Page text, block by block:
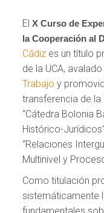
ElX Curso de
la Cooperación al
Cádiz es un título
de la UCA,
Trabajo y
transferencia de
“Cátedra Bolonia
Histórico-
“Relaciones
Multinivel y
Como titulación
sistemáticamente